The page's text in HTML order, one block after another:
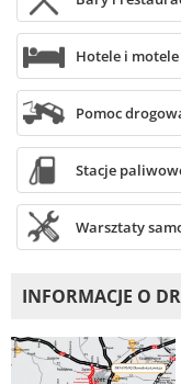
Hotele i motele
Pomoc
Stacje
Warsztaty
INFORMACJE O